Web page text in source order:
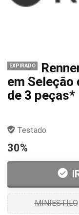
EXPIRADO
em Seleção
de 3 peças*
Testado
30%
MINIESTILO